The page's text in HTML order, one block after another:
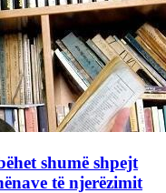
shumë shpejt
të njerëzimit